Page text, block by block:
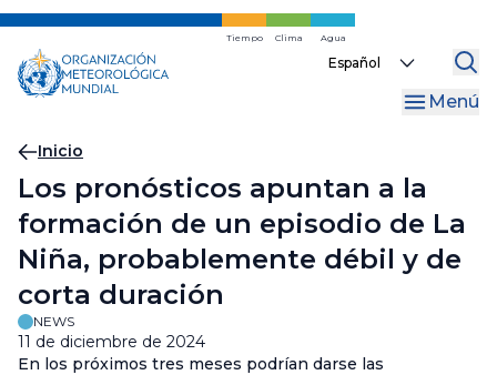
Ir
contenido
principal
Tiempo Clima Agua
Select
Menú
Migas
de
pan
Inicio
Los pronósticos apuntan a la
formación de un episodio de La
Niña, probablemente débil y de
corta duración
NEWS
11 de diciembre de 2024
En los próximos tres meses podrían darse las